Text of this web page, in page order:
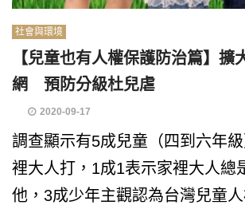
社會與環境
【兒童也有人權保護防治篇】擴
網 預防分級杜兒虐
2020-09-17
調查顯示有5成兒童（四到六年
裡大人打，1成1表示家裡大人總
他，3成少年主觀認為台灣兒童